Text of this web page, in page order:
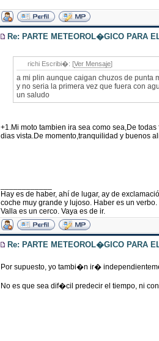
Re: PARTE METEOROL�GICO PARA
richi Escribi�: [Ver Mensaje]
a mi plin aunque caigan chuzos de punta
y no seria la primera vez que fuera con
un saludo
+1.Mi moto tambien ira sea como sea,De
dias vista.De momento,tranquilidad y buenos
Hay es de haber, ahí de lugar, ay de
coche muy grande y lujoso. Haber es un
Valla es un cerco. Vaya es de ir.
Re: PARTE METEOROL�GICO PARA
Por supuesto, yo tambi�n ir�
No es que sea dif�cil predecir el tiempo, ni